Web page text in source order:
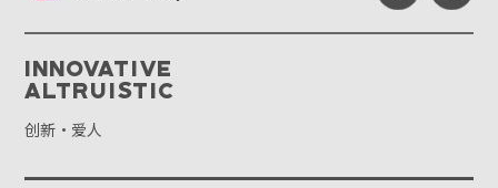
Innovative
Altruistic
创新·爱人